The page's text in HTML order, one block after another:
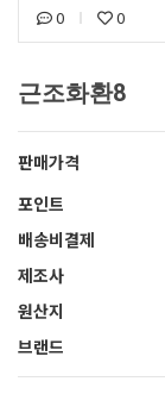
0 0
근조화환8
판매가격
포인트
배송비결제
제조사
원산지
브랜드